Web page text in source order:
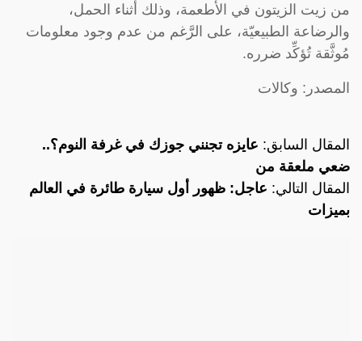
من زيت الزيتون في الأطعمة، وذلك أثناء الحمل،
والرضاعة الطبيعيّة، على الرَّغم من عدم وجود معلومات
مُوثَّقة تُؤكِّد ضرره.
المصدر: وكالات
المقال السابق: عايزه تجنني جوزك في غرفة النوم؟..
ضعي ملعقة من
المقال التالي: عاجل: ظهور أول سيارة طائرة في العالم
بميزات